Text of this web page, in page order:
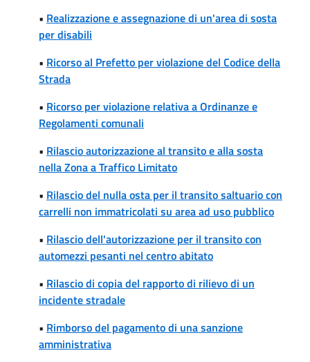
• Realizzazione e assegnazione di un'area di sosta
per disabili
• Ricorso al Prefetto per violazione del Codice della
Strada
• Ricorso per violazione relativa a Ordinanze e
Regolamenti comunali
• Rilascio autorizzazione al transito e alla sosta
nella Zona a Traffico Limitato
• Rilascio del nulla osta per il transito saltuario con
carrelli non immatricolati su area ad uso pubblico
• Rilascio dell'autorizzazione per il transito con
automezzi pesanti nel centro abitato
• Rilascio di copia del rapporto di rilievo di un
incidente stradale
• Rimborso del pagamento di una sanzione
amministrativa